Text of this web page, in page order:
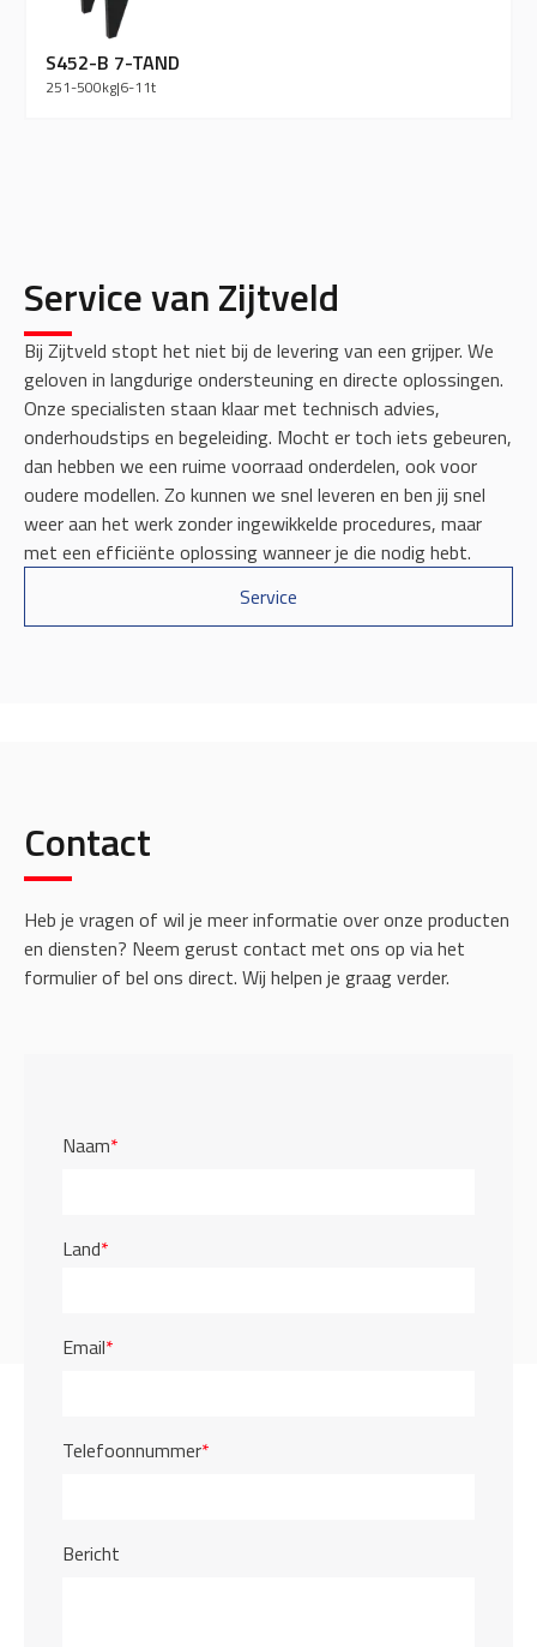
S452-B 7-TAND
251-500kg|6-11t
Service van Zijtveld
Bij Zijtveld stopt het niet bij de levering van een grijper. We
geloven in langdurige ondersteuning en directe oplossingen.
Onze specialisten staan klaar met technisch advies,
onderhoudstips en begeleiding. Mocht er toch iets gebeuren,
dan hebben we een ruime voorraad onderdelen, ook voor
oudere modellen. Zo kunnen we snel leveren en ben jij snel
weer aan het werk zonder ingewikkelde procedures, maar
met een efficiënte oplossing wanneer je die nodig hebt.
Service
Contact
Heb je vragen of wil je meer informatie over onze producten
en diensten? Neem gerust contact met ons op via het
formulier of bel ons direct. Wij helpen je graag verder.
Naam*
Land*
Email*
Telefoonnummer*
Bericht